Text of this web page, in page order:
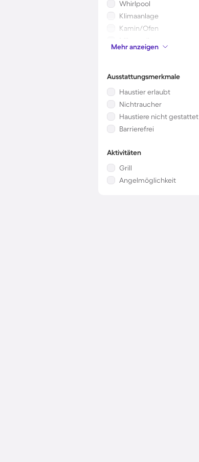
Whirlpool
Klimaanlage
Kamin/Ofen
Mikrowelle
Kinderbett
Mehr anzeigen
Ausstattungsmerkmale
Haustier erlaubt
Nichtraucher
Haustiere nicht gestattet
Barrierefrei
Aktivitäten
Grill
Angelmöglichkeit